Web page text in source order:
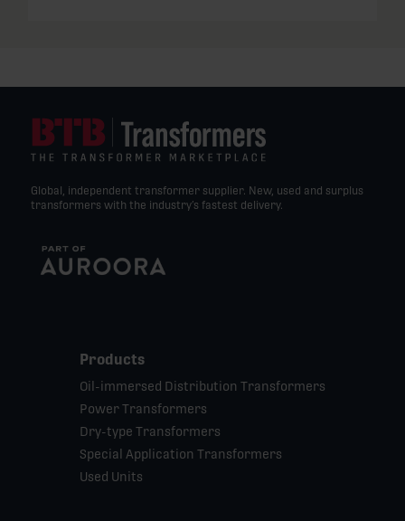
Global, independent transformer supplier. New, used and surplus
transformers with the industry’s fastest delivery.
Products
Oil-immersed Distribution Transformers
Power Transformers
Dry-type Transformers
Special Application Transformers
Used Units